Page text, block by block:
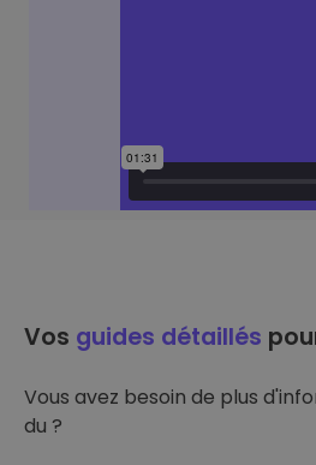
Vos guides détaillés
Vous avez besoin de plus
du ?